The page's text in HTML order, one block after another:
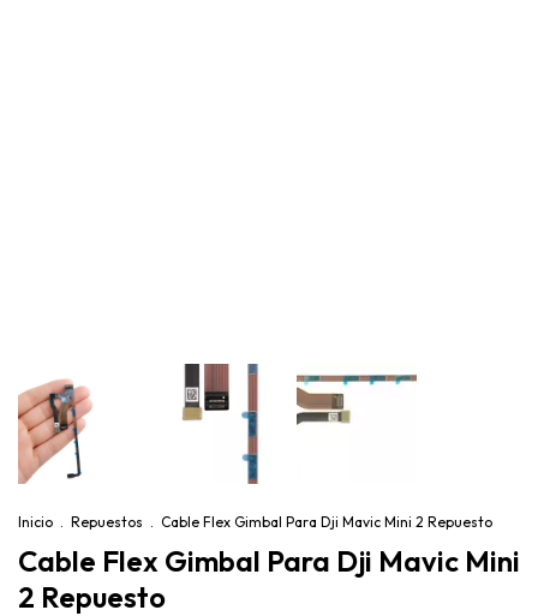
Inicio Repuestos Cable Flex Gimbal Para Dji Mavic Mini 2 Repuesto
Cable Flex Gimbal Para Dji Mavic Mini
2 Repuesto